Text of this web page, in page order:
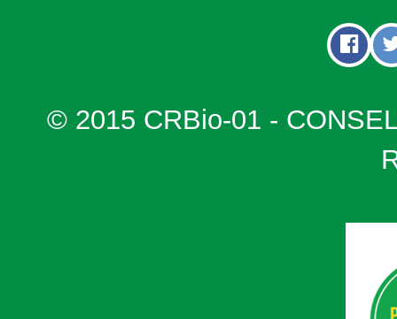
© 2015 CRBio-01 -